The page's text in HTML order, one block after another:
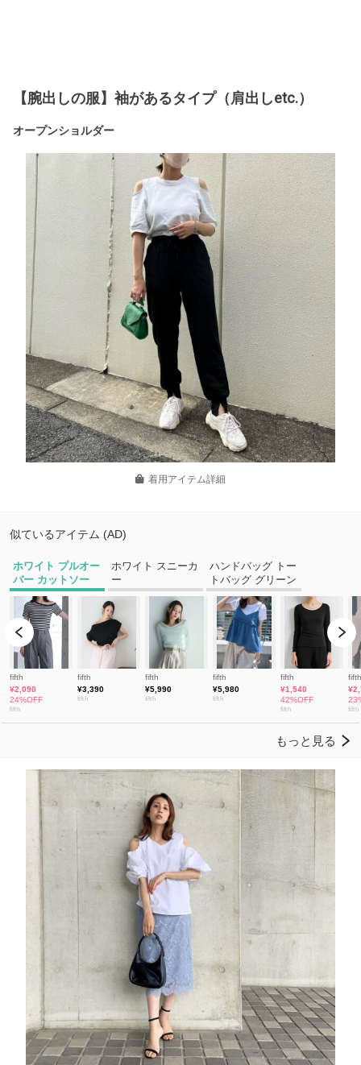
【腕出しの服】袖があるタイプ（肩出しetc.）
オープンショルダー
着用アイテム詳細